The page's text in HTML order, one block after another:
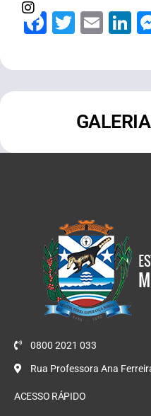
Facebook
Twitter
0800 2021 033
Rua Professora Ana
ACESSO RÁPIDO